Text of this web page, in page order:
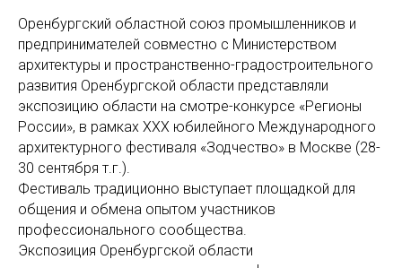
Оренбургский областной союз промышленников и
предпринимателей совместно с Министерством
архитектуры и пространственно-градостроительного
развития Оренбургской области представляли
экспозицию области на смотре-конкурсе «Регионы
России», в рамках ХХХ юбилейного Международного
архитектурного фестиваля «Зодчество» в Москве (28-
30 сентября т.г.).
Фестиваль традиционно выступает площадкой для
общения и обмена опытом участников
профессионального сообщества.
Экспозиция Оренбургской области